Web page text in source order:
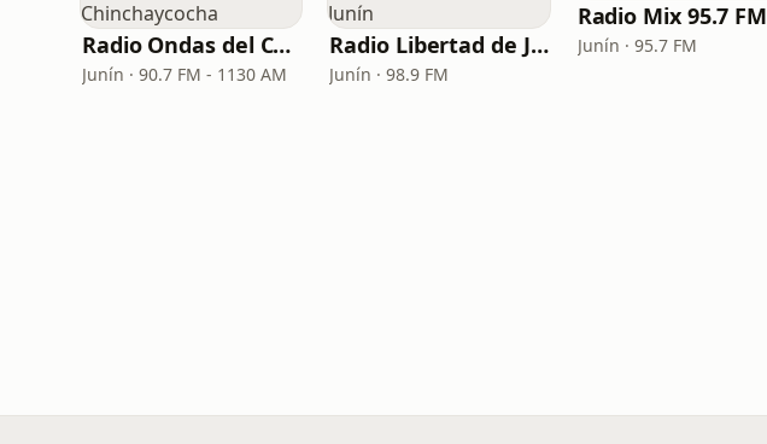
Radio Ondas del Chinchaycocha
Junín · 90.7 FM - 1130 AM
Radio Libertad de Junín
Junín · 98.9 FM
Radio Mix 95.7 FM
Junín · 95.7 FM